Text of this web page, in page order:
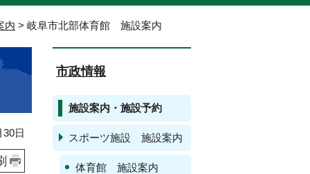
内 > 岐阜市北部体育館 施設案内
日
市政情報
施設案内・施設予約
スポーツ施設 施設案内
体育館 施設案内